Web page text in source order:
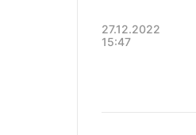
27.12.2022
15:47